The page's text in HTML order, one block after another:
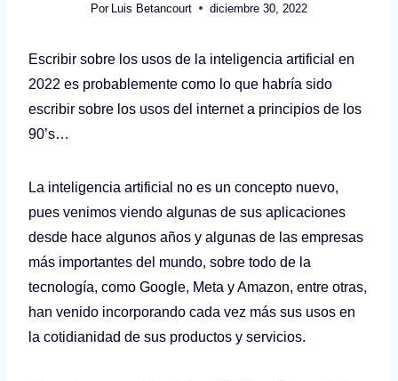
Por Luis Betancourt diciembre 30, 2022
Escribir sobre los usos de la inteligencia artificial en
2022 es probablemente como lo que habría sido
escribir sobre los usos del internet a principios de los
90’s…
La inteligencia artificial no es un concepto nuevo,
pues venimos viendo algunas de sus aplicaciones
desde hace algunos años y algunas de las empresas
más importantes del mundo, sobre todo de la
tecnología, como Google, Meta y Amazon, entre otras,
han venido incorporando cada vez más sus usos en
la cotidianidad de sus productos y servicios.